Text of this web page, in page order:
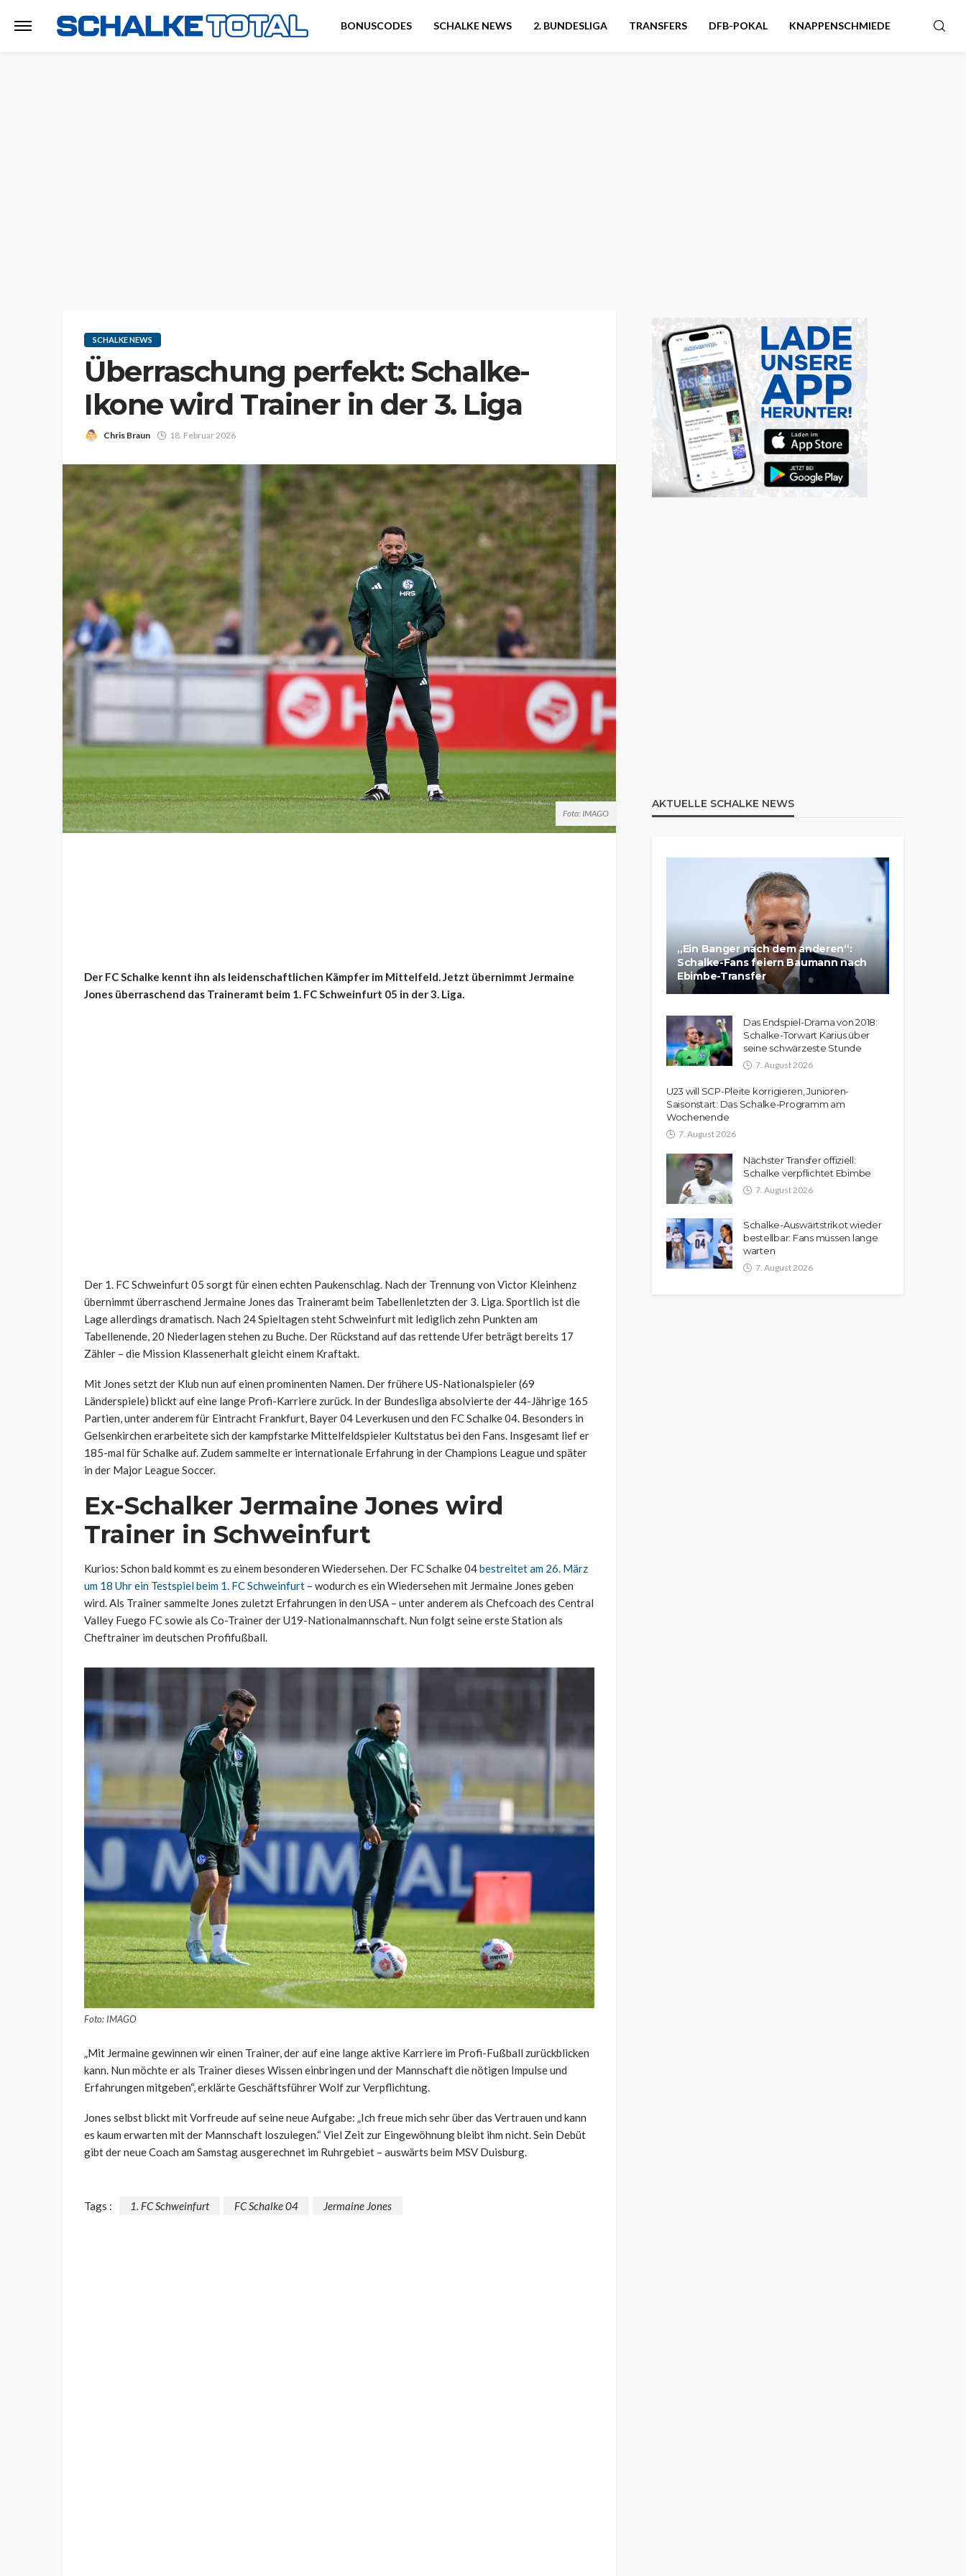
BONUSCODES SCHALKE NEWS 2. BUNDESLIGA TRANSFERS DFB-POKAL KNAPPENSCHMIEDE
SCHALKE NEWS
Überraschung perfekt: Schalke-
Ikone wird Trainer in der 3. Liga
Chris Braun 18. Februar 2026
Foto: IMAGO
Der FC Schalke kennt ihn als leidenschaftlichen Kämpfer im Mittelfeld. Jetzt übernimmt Jermaine
Jones überraschend das Traineramt beim 1. FC Schweinfurt 05 in der 3. Liga.
Der 1. FC Schweinfurt 05 sorgt für einen echten Paukenschlag. Nach der Trennung von Victor Kleinhenz
übernimmt überraschend Jermaine Jones das Traineramt beim Tabellenletzten der 3. Liga. Sportlich ist die
Lage allerdings dramatisch. Nach 24 Spieltagen steht Schweinfurt mit lediglich zehn Punkten am
Tabellenende, 20 Niederlagen stehen zu Buche. Der Rückstand auf das rettende Ufer beträgt bereits 17
Zähler – die Mission Klassenerhalt gleicht einem Kraftakt.
Mit Jones setzt der Klub nun auf einen prominenten Namen. Der frühere US-Nationalspieler (69
Länderspiele) blickt auf eine lange Profi-Karriere zurück. In der Bundesliga absolvierte der 44-Jährige 165
Partien, unter anderem für Eintracht Frankfurt, Bayer 04 Leverkusen und den FC Schalke 04. Besonders in
Gelsenkirchen erarbeitete sich der kampfstarke Mittelfeldspieler Kultstatus bei den Fans. Insgesamt lief er
185-mal für Schalke auf. Zudem sammelte er internationale Erfahrung in der Champions League und später
in der Major League Soccer.
Ex-Schalker Jermaine Jones wird
Trainer in Schweinfurt
Kurios: Schon bald kommt es zu einem besonderen Wiedersehen. Der FC Schalke 04bestreitet am 26. März
um 18 Uhr ein Testspiel beim 1. FC Schweinfurt – wodurch es ein Wiedersehen mit Jermaine Jones geben
wird. Als Trainer sammelte Jones zuletzt Erfahrungen in den USA – unter anderem als Chefcoach des Central
Valley Fuego FC sowie als Co-Trainer der U19-Nationalmannschaft. Nun folgt seine erste Station als
Cheftrainer im deutschen Profifußball.
Foto: IMAGO
„Mit Jermaine gewinnen wir einen Trainer, der auf eine lange aktive Karriere im Profi-Fußball zurückblicken
kann. Nun möchte er als Trainer dieses Wissen einbringen und der Mannschaft die nötigen Impulse und
Erfahrungen mitgeben“, erklärte Geschäftsführer Wolf zur Verpflichtung.
Jones selbst blickt mit Vorfreude auf seine neue Aufgabe: „Ich freue mich sehr über das Vertrauen und kann
es kaum erwarten mit der Mannschaft loszulegen.“ Viel Zeit zur Eingewöhnung bleibt ihm nicht. Sein Debüt
gibt der neue Coach am Samstag ausgerechnet im Ruhrgebiet – auswärts beim MSV Duisburg.
Tags : 1. FC Schweinfurt FC Schalke 04 Jermaine Jones
AKTUELLE SCHALKE NEWS
„Ein Banger nach dem anderen“:
Schalke-Fans feiern Baumann nach
Ebimbe-Transfer
Das Endspiel-Drama von 2018:
Schalke-Torwart Karius über
seine schwärzeste Stunde
7. August 2026
U23 will SCP-Pleite korrigieren, Junioren-
Saisonstart: Das Schalke-Programm am
Wochenende
7. August 2026
Nächster Transfer offiziell:
Schalke verpflichtet Ebimbe
7. August 2026
Schalke-Auswärtstrikot wieder
bestellbar: Fans müssen lange
warten
7. August 2026